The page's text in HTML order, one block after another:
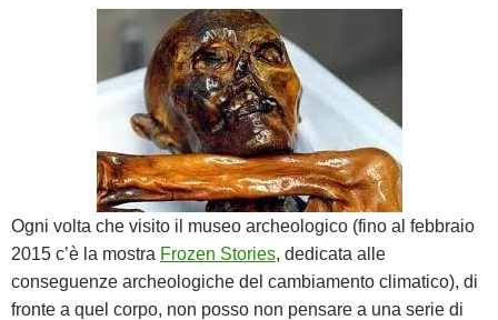
Ogni volta che visito il museo archeologico (fino al febbraio
2015 c’è la mostra Frozen Stories, dedicata alle
conseguenze archeologiche del cambiamento climatico), di
fronte a quel corpo, non posso non pensare a una serie di